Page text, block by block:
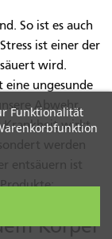
So ist es auch
ist einer der
wird.
eine ungesunde
Abwehr,
Krankheit wirkt.
werden
entsäuern ist
Körper
Funktionalität